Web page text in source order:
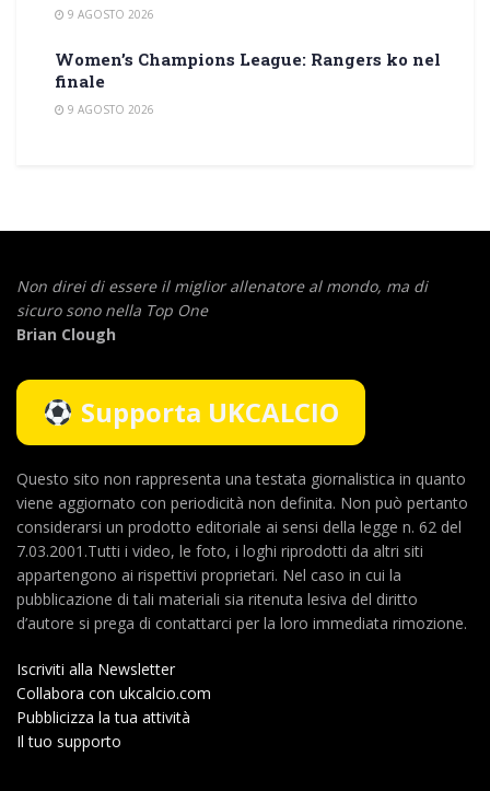
9 AGOSTO 2026
Women’s Champions League: Rangers ko nel
finale
9 AGOSTO 2026
Non direi di essere il miglior allenatore al mondo, ma di
sicuro sono nella Top One
Brian Clough
Supporta UKCALCIO
Questo sito non rappresenta una testata giornalistica in quanto
viene aggiornato con periodicità non definita. Non può pertanto
considerarsi un prodotto editoriale ai sensi della legge n. 62 del
7.03.2001.Tutti i video, le foto, i loghi riprodotti da altri siti
appartengono ai rispettivi proprietari. Nel caso in cui la
pubblicazione di tali materiali sia ritenuta lesiva del diritto
d’autore si prega di contattarci per la loro immediata rimozione.
Iscriviti alla Newsletter
Collabora con ukcalcio.com
Pubblicizza la tua attività
Il tuo supporto